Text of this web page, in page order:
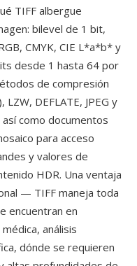
TIFF albergue
bilevel de 1 bit,
CMYK, CIE L*a*b* y
desde 1 hasta 64 por
de compresión
DEFLATE, JPEG y
como documentos
para acceso
y valores de
HDR. Una ventaja
— TIFF maneja toda
encuentran en
análisis
dónde se requieren